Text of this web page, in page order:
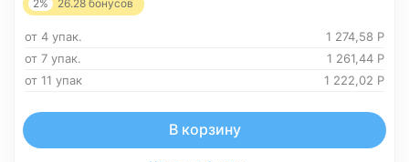
2% 26.28 бонусов
от 4 упак. 1 274,58 Р
от 7 упак.
1 261,44 Р
от 11 упак
1 222,02 Р
В корзину